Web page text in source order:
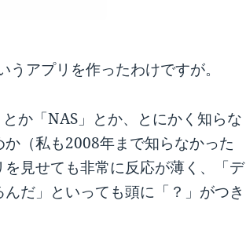
うアプリを作ったわけですが。
か「NAS」とか、とにかく知らな
（私も2008年まで知らなかった
見せても非常に反応が薄く、「デ
だ」といっても頭に「？」がつき